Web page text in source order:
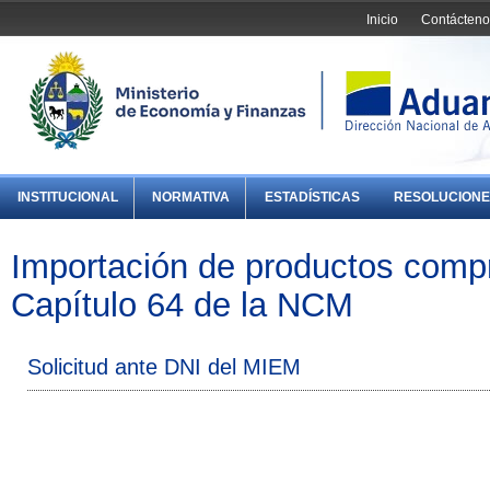
Inicio
INSTITUCIONAL NORMATIVA ESTADÍSTICAS
Importación de productos
Capítulo 64 de la NCM
Solicitud ante DNI del MIEM